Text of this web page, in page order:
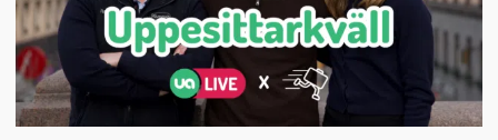
24 augusti
20:00